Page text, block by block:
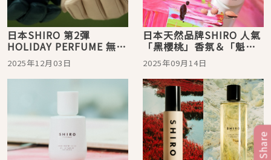
日本SHIRO 第2彈
HOLIDAY PERFUME 無盡
之愛、心之所向12月9日正
式發售
2025年12月03日
日本天然品牌SHIRO 人氣
「黑櫻桃」香氛＆「魁蒿
系列」保養品採用北海道
原料 9月中台灣開售！
2025年09月14日
Share